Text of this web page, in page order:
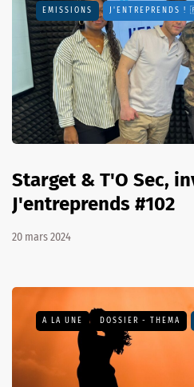
EMISSIONS J'ENTREPRENDS
Starget & T'O Sec,
J'entreprends #102
20 mars 2024
A LA UNE DOSSIER - THEMA